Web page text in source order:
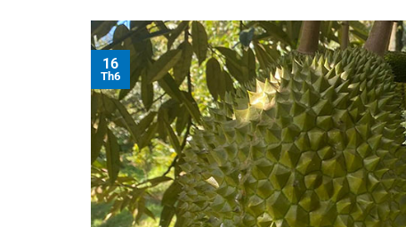
16
Th6